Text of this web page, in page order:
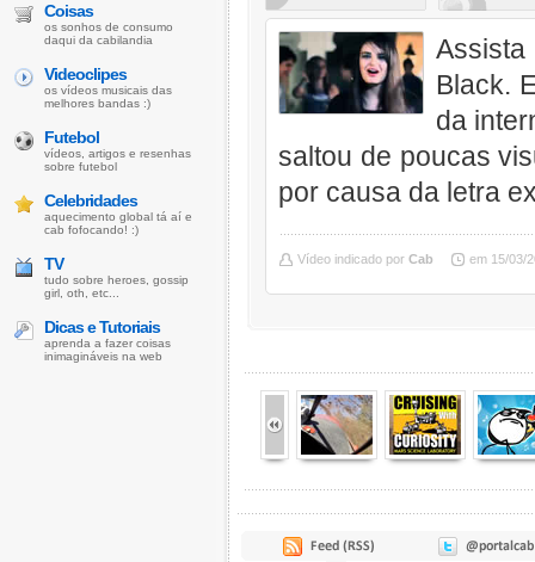
Black.
da
saltou de poucas
por causa da letra
Vídeo indicado por Cab em 15/03/
Coisas
os sonhos de consumo
daqui da cabilandia
Videoclipes
os vídeos musicais das
melhores bandas :)
Futebol
vídeos, artigos e resenhas
sobre futebol
Celebridades
aquecimento global tá aí e
cab fofocando! :)
TV
tudo sobre heroes, gossip
girl, oth, etc...
Dicas e Tutoriais
aprenda a fazer coisas
inimagináveis na web